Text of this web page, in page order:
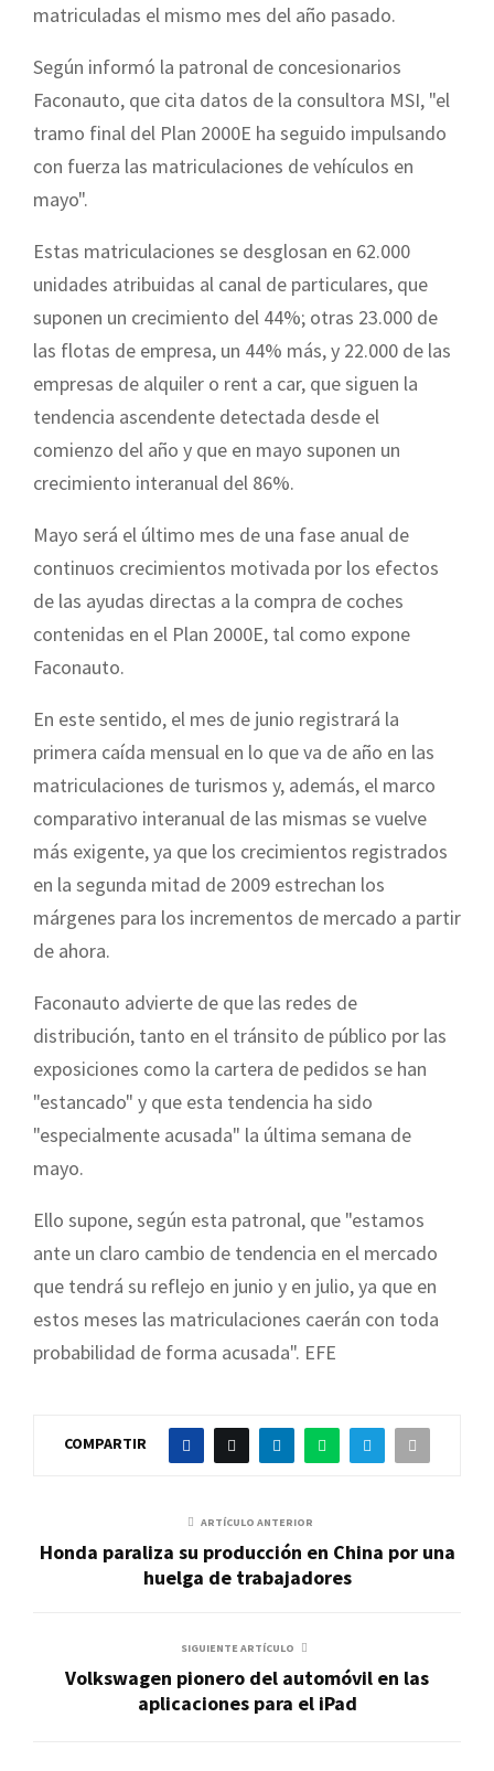
matriculadas el mismo mes del año pasado.
Según informó la patronal de concesionarios
Faconauto, que cita datos de la consultora MSI, "el
tramo final del Plan 2000E ha seguido impulsando
con fuerza las matriculaciones de vehículos en
mayo".
Estas matriculaciones se desglosan en 62.000
unidades atribuidas al canal de particulares, que
suponen un crecimiento del 44%; otras 23.000 de
las flotas de empresa, un 44% más, y 22.000 de las
empresas de alquiler o rent a car, que siguen la
tendencia ascendente detectada desde el
comienzo del año y que en mayo suponen un
crecimiento interanual del 86%.
Mayo será el último mes de una fase anual de
continuos crecimientos motivada por los efectos
de las ayudas directas a la compra de coches
contenidas en el Plan 2000E, tal como expone
Faconauto.
En este sentido, el mes de junio registrará la
primera caída mensual en lo que va de año en las
matriculaciones de turismos y, además, el marco
comparativo interanual de las mismas se vuelve
más exigente, ya que los crecimientos registrados
en la segunda mitad de 2009 estrechan los
márgenes para los incrementos de mercado a partir
de ahora.
Faconauto advierte de que las redes de
distribución, tanto en el tránsito de público por las
exposiciones como la cartera de pedidos se han
"estancado" y que esta tendencia ha sido
"especialmente acusada" la última semana de
mayo.
Ello supone, según esta patronal, que "estamos
ante un claro cambio de tendencia en el mercado
que tendrá su reflejo en junio y en julio, ya que en
estos meses las matriculaciones caerán con toda
probabilidad de forma acusada". EFE
COMPARTIR
ARTÍCULO ANTERIOR
Honda paraliza su producción en China por una
huelga de trabajadores
SIGUIENTE ARTÍCULO
Volkswagen pionero del automóvil en las
aplicaciones para el iPad